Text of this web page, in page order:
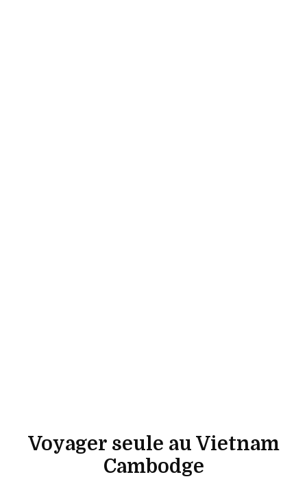
Voyager seule au Vietnam
Cambodge